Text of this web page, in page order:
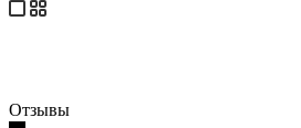
Отзывы